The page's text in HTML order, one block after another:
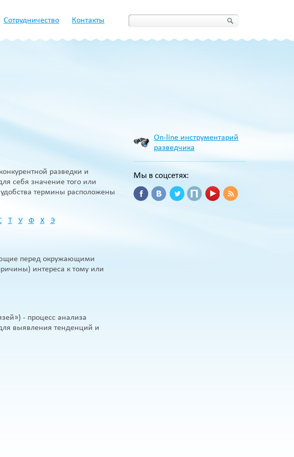
Сотрудничество Контакты
разведки и
себя значение того или
термины расположены
Т У Ф Х Э
перед окружающими
интереса к тому или
- процесс анализа
выявления тенденций и
On-line инструментарий
разведчика
Мы в соцсетях: